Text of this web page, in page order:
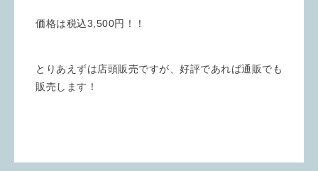
価格は税込3,500円！！
とりあえずは店頭販売ですが、好評であれば通販でも
販売します！